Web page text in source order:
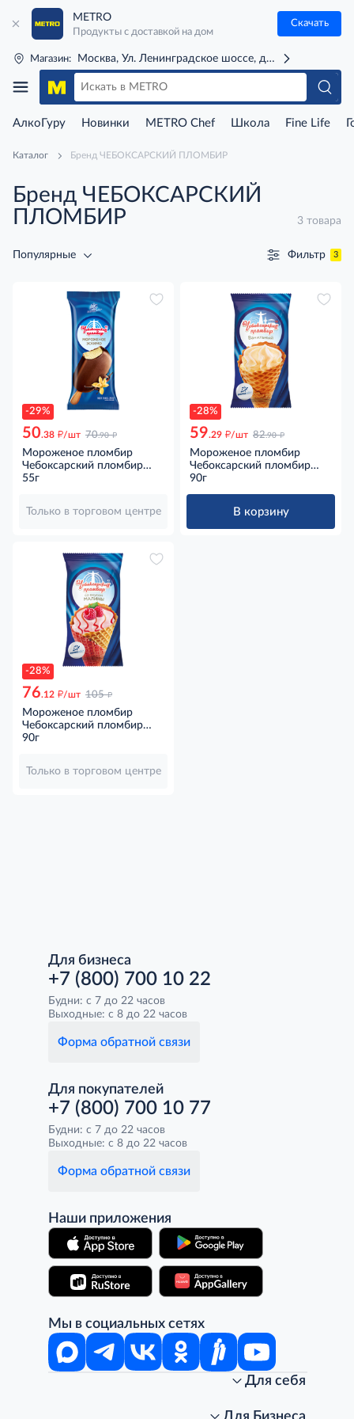
METRO
Продукты с доставкой на дом
Скачать
Магазин: Москва, Ул. Ленинградское шоссе, д. 71Г (м. Речной
АлкоГуру Новинки METRO Chef Школа Fine Life
Каталог Бренд ЧЕБОКСАРСКИЙ ПЛОМБИР
Бренд ЧЕБОКСАРСКИЙ
ПЛОМБИР
3 товара
Популярные Фильтр 3
-29%
50.38 д/шт 70.90 д
Мороженое пломбир
Чебоксарский пломбир
Ванильное эскимо ГОСТ,
55г
Только в торговом центре
-28%
59.29 д/шт 82.90 д
Мороженое пломбир
Чебоксарский пломбир
Ванильное в вафельном
90г
В корзину
-28%
76.12 д/шт 105 д
Мороженое пломбир
Чебоксарский пломбир
Малиновое фраппе в
90г
Только в торговом центре
Для бизнеса
+7 (800) 700 10 22
Будни: с 7 до 22 часов
Выходные: с 8 до 22 часов
Форма обратной связи
Для покупателей
+7 (800) 700 10 77
Будни: с 7 до 22 часов
Выходные: с 8 до 22 часов
Форма обратной связи
Наши приложения
Мы в социальных сетях
Для себя
Стань клиентом METRO